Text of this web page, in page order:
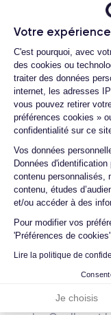
Votre
Plateforme
C'est pourquoi, avec
des cookies ou
traiter des données
internet, les adresses
vous pouvez retirer
préférences cookies »
confidentialité sur ce
Vos données
Données
contenu personnalisés,
contenu, études
et/ou accéder à des
Pour modifier vos
'Préférences de
Lire la politique de
Je choisis
Quels
commande
produits ?
Quels sont
Est-il
plusieurs
commande
Quelle
l'expédition
Quels sont
Que se
Comment
Comment